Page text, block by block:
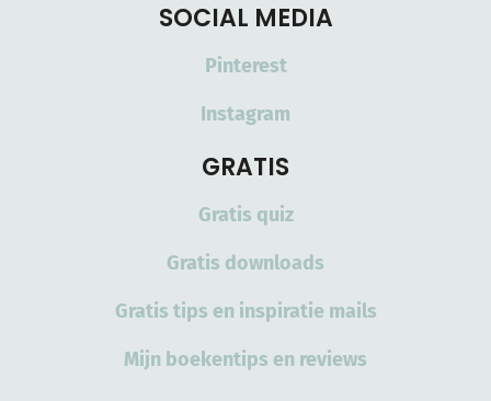
SOCIAL MEDIA
Pinterest
Instagram
GRATIS
Gratis quiz
Gratis downloads
Gratis tips en inspiratie mails
Mijn boekentips en reviews